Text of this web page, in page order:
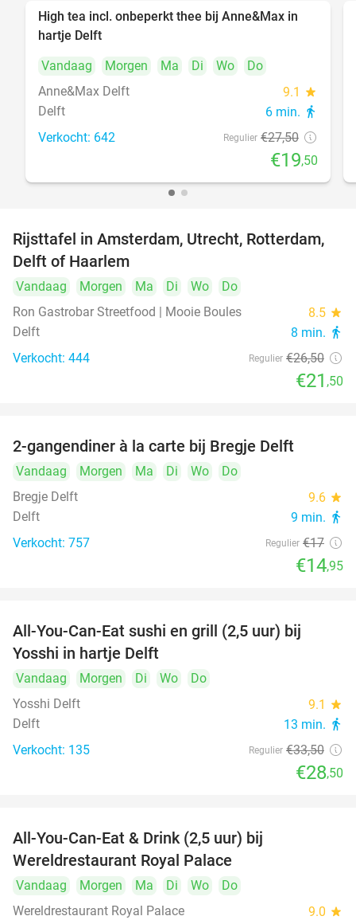
29%
High tea incl. onbeperkt thee bij Anne&Max in
hartje Delft
Vandaag
Morgen Ma Di Wo
Do
Anne&Max Delft
9.1 star
Delft 6 min. directions_walk
Verkocht: 642 Regulier €27,50
€19,50
19%
Rijsttafel in Amsterdam, Utrecht, Rotterdam,
Delft of Haarlem
Vandaag Morgen Ma Di Wo
Do
Ron Gastrobar Streetfood | Mooie Boules
8.5 star
Delft 8 min. directions_walk
Verkocht: 444 Regulier €26,50
€21 ,50
2-gangendiner à la carte bij Bregje Delft
Vandaag Morgen Ma Di Wo
Do
Bregje Delft
9.6 star
Delft 9 min. directions_walk
Verkocht: 757 Regulier €17
€14,95
All-You-Can-Eat sushi en grill (2,5 uur) bij
Yosshi in hartje Delft
Vandaag Morgen Di Wo
Do
Yosshi Delft
9.1 star
Delft 13 min. directions_walk
Verkocht: 135 Regulier €33,50
€28,50
All-You-Can-Eat & Drink (2,5 uur) bij
Wereldrestaurant Royal Palace
Vandaag Morgen Ma Di Wo
Do
Wereldrestaurant Royal Palace
9.0 star